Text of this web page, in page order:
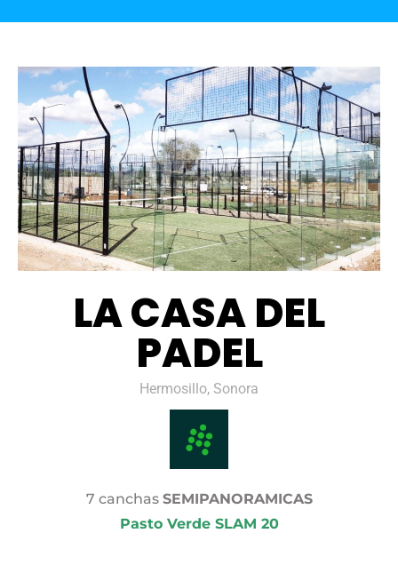
LA CASA DEL
PADEL
Hermosillo, Sonora
7 canchas SEMIPANORAMICAS
Pasto Verde SLAM 20